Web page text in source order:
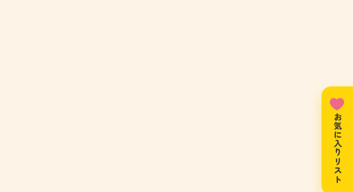
お気に入りリスト